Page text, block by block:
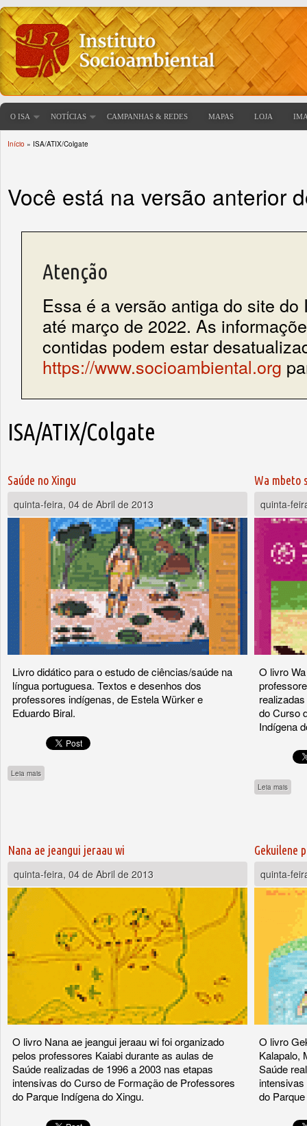
O ISA NOTÍCIAS CAMPANHAS & REDES MAPAS LOJA
Início » ISA/ATIX/Colgate
Você está na versão anterior
Atenção
Essa é a versão antiga do site do
até março de 2022. As
contidas podem estar
https://www.socioambiental.org
ISA/ATIX/Colgate
Saúde no Xingu
quinta-feira, 04 de Abril de 2013
Livro didático para o estudo de ciências/saúde na
língua portuguesa. Textos e desenhos dos
professores indígenas, de Estela Würker e
Eduardo Biral.
Leia mais
Wa mbeto
quinta-
O livro
do Curso
Indígena
Leia mais
Nana ae jeangui jeraau wi
quinta-feira, 04 de Abril de 2013
O livro Nana ae jeangui jeraau wi foi organizado
pelos professores Kaiabi durante as aulas de
Saúde realizadas de 1996 a 2003 nas etapas
intensivas do Curso de Formação de Professores
do Parque Indígena do Xingu.
quinta-
O livro
Kalapalo,
Saúde
do